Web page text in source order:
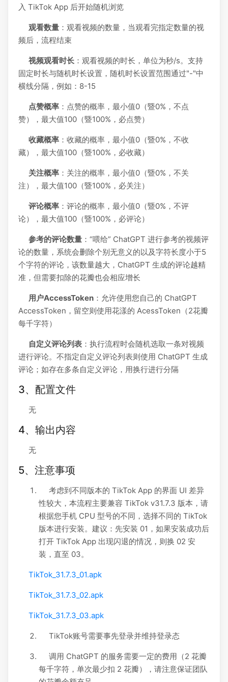
入 TikTok App 后开始随机浏览
观看数量 ：观看视频的数量，当观看完指定数量的视
频后，流程结束
视频观看时长 ：观看视频的时长，单位为秒/s。支持
固定时长与随机时长设置，随机时长设置范围通过"-"中
横线分隔，例如：8-15
点赞概率 ：点赞的概率，最小值0（暨0%，不点
赞），最大值100（暨100%，必点赞）
收藏概率 ：收藏的概率，最小值0（暨0%，不收
藏），最大值100（暨100%，必收藏）
关注概率 ：关注的概率，最小值0（暨0%，不关
注），最大值100（暨100%，必关注）
评论概率 ：评论的概率，最小值0（暨0%，不评
论），最大值100（暨100%，必评论）
参考的评论数量 ：“喂给” ChatGPT 进行参考的视频评
论的数量，系统会删除个别无意义的以及字符长度小于5
个字符的评论，该数量越大，ChatGPT 生成的评论越精
准，但需要扣除的花瓣也会相应增长
用户AccessToken ：允许使用您自己的 ChatGPT
AccessToken，留空则使用花漾的 AcessToken（2花瓣
每千字符）
自定义评论列表 ：执行流程时会随机选取一条对视频
进行评论。不指定自定义评论列表则使用 ChatGPT 生成
评论；如存在多条自定义评论，用换行进行分隔
3、配置文件
无
4、输出内容
无
5、注意事项
考虑到不同版本的 TikTok App 的界面 UI 差异
性较大，本流程主要兼容 TikTok v31.7.3 版本，请
根据您手机 CPU 型号的不同，选择不同的 TikTok
版本进行安装。建议：先安装 01，如果安装成功后
打开 TikTok App 出现闪退的情况，则换 02 安
装，直至 03。
TikTok_31.7.3_01.apk
TikTok_31.7.3_02.apk
TikTok_31.7.3_03.apk
TikTok账号需要事先登录并维持登录态
调用 ChatGPT 的服务需要一定的费用（2 花瓣
每千字符，单次最少扣 2 花瓣），请注意保证团队